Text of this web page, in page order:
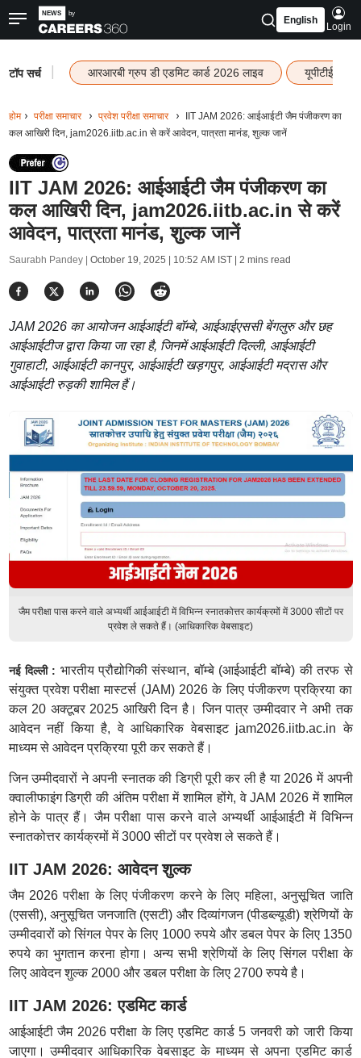
English
Login
टॉप सर्च आरआरबी ग्रुप डी एडमिट कार्ड 2026 लाइव यूपीटीईटी
होम परीक्षा समाचार प्रवेश परीक्षा समाचार
IIT JAM 2026: आईआईटी जैम पंजीकरण का
कल आखिरी दिन, jam2026.iitb.ac.in से करें आवेदन, पात्रता मानंड, शुल्क जानें
IIT JAM 2026: आईआईटी जैम पंजीकरण का
कल आखिरी दिन, jam2026.iitb.ac.in से करें
आवेदन, पात्रता मानंड, शुल्क जानें
Saurabh Pandey | October 19, 2025 | 10:52 AM IST| 2 mins read
JAM 2026 का आयोजन आईआईटी बॉम्बे, आईआईएससी बेंगलुरु और छह
आईआईटीज द्वारा किया जा रहा है, जिनमें आईआईटी दिल्ली, आईआईटी
गुवाहाटी, आईआईटी कानपुर, आईआईटी खड़गपुर, आईआईटी मद्रास और
आईआईटी रुड़की शामिल हैं।
जैम परीक्षा पास करने वाले अभ्यर्थी आईआईटी में विभिन्न स्नातकोत्तर कार्यक्रमों में 3000 सीटों पर
प्रवेश ले सकते हैं। (आधिकारिक वेबसाइट)
नई दिल्ली : भारतीय प्रौद्योगिकी संस्थान, बॉम्बे (आईआईटी बॉम्बे) की तरफ से
संयुक्त प्रवेश परीक्षा मास्टर्स (JAM) 2026 के लिए पंजीकरण प्रक्रिया का
कल 20 अक्टूबर 2025 आखिरी दिन है। जिन पात्र उम्मीदवार ने अभी तक
आवेदन नहीं किया है, वे आधिकारिक वेबसाइट jam2026.iitb.ac.in के
माध्यम से आवेदन प्रक्रिया पूरी कर सकते हैं।
जिन उम्मीदवारों ने अपनी स्नातक की डिग्री पूरी कर ली है या 2026 में अपनी
क्वालीफाइंग डिग्री की अंतिम परीक्षा में शामिल होंगे, वे JAM 2026 में शामिल
होने के पात्र हैं। जैम परीक्षा पास करने वाले अभ्यर्थी आईआईटी में विभिन्न
स्नातकोत्तर कार्यक्रमों में 3000 सीटों पर प्रवेश ले सकते हैं।
IIT JAM 2026: आवेदन शुल्क
जैम 2026 परीक्षा के लिए पंजीकरण करने के लिए महिला, अनुसूचित जाति
(एससी), अनुसूचित जनजाति (एसटी) और दिव्यांगजन (पीडब्ल्यूडी) श्रेणियों के
उम्मीदवारों को सिंगल पेपर के लिए 1000 रुपये और डबल पेपर के लिए 1350
रुपये का भुगतान करना होगा। अन्य सभी श्रेणियों के लिए सिंगल परीक्षा के
लिए आवेदन शुल्क 2000 और डबल परीक्षा के लिए 2700 रुपये है।
IIT JAM 2026: एडमिट कार्ड
आईआईटी जैम 2026 परीक्षा के लिए एडमिट कार्ड 5 जनवरी को जारी किया
जाएगा। उम्मीदवार आधिकारिक वेबसाइट के माध्यम से अपना एडमिट कार्ड